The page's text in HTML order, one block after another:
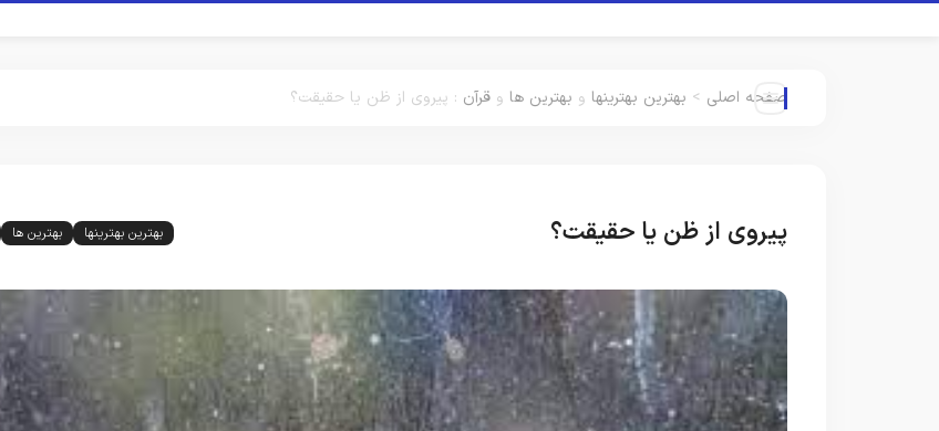
صفحه اصلی > بهترین بهترینها و بهترین ها و قرآن : پیروی از ظن یا حقیقت؟
پیروی از ظن یا حقیقت؟ بهترین بهترینها بهترین ها